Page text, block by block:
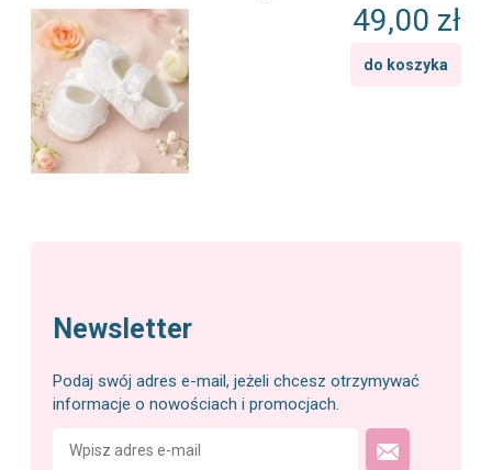
49,00 zł
do koszyka
Newsletter
Podaj swój adres e-mail, jeżeli chcesz otrzymywać
informacje o nowościach i promocjach.